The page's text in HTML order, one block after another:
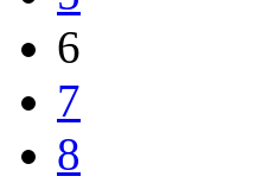
6
7
8